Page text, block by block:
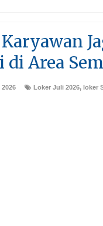
di Area
Loker Juli 2026, loker